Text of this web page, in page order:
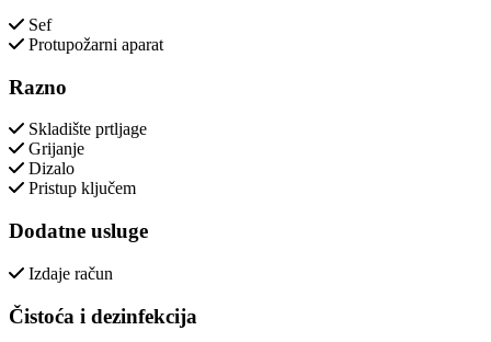
Sef
Protupožarni aparat
Razno
Skladište prtljage
Grijanje
Dizalo
Pristup ključem
Dodatne usluge
Izdaje račun
Čistoća i dezinfekcija